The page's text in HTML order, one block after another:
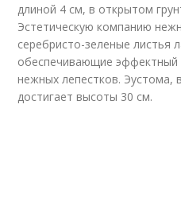
длиной 4 см, в открытом
Эстетическую компанию
серебристо-зеленые листья
обеспечивающие эффектный
нежных лепестков. Эустома,
достигает высоты 30 см.